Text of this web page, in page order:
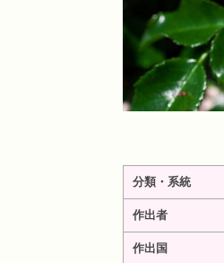
分類・系統
作出者
作出国